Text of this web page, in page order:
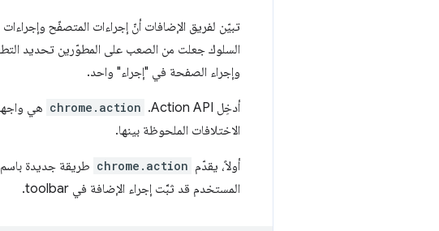
تبيّن لفريق الإضافات أنّ إجراءات المتصفّح
السلوك جعلت من الصعب على المطوّرين تحديد
وإجراء الصفحة في "إجراء" واحد.
أدخِل Action API. chrome.action هي
الاختلافات الملحوظة بينها.
أولاً، يقدّم chrome.action طريقة جديدة باسم
المستخدم قد ثبَّت إجراء الإضافة في toolbar.